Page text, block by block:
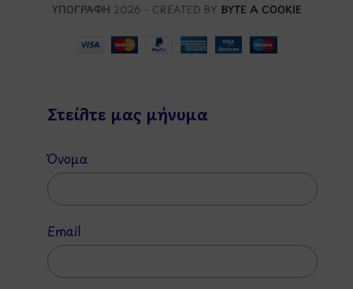
ΥΠΟΓΡΑΦΗ 2026 - CREATED BY BYTE A COOKIE
Στείλτε μας μήνυμα
Όνομα
Email